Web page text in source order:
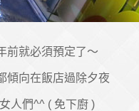
前就必須預定了～
傾向在飯店過除夕夜
人們^^ ( 免下廚 )